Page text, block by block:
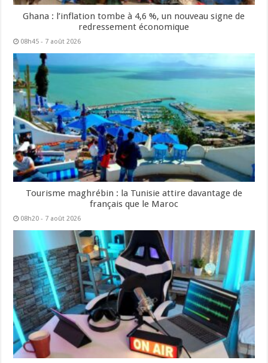
Ghana : l’inflation tombe à 4,6 %, un nouveau signe de
redressement économique
08h45 - 7 août 2026
Tourisme maghrébin : la Tunisie attire davantage de
français que le Maroc
08h20 - 7 août 2026